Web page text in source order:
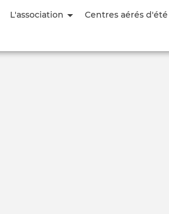
Aller
principal
L'association Centres aérés d'été